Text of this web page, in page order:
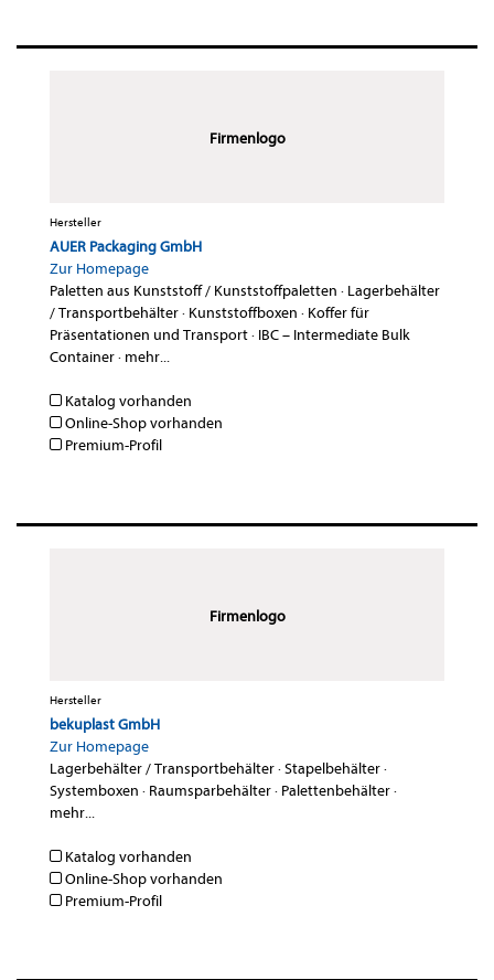
Firmenlogo
Hersteller
AUER Packaging GmbH
Zur Homepage
Paletten aus Kunststoff / Kunststoffpaletten · Lagerbehälter
/ Transportbehälter· Kunststoffboxen · Koffer für
Präsentationen und Transport· IBC – Intermediate Bulk
Container· mehr...
Katalog vorhanden
Online-Shop vorhanden
Premium-Profil
Firmenlogo
Hersteller
bekuplast GmbH
Zur Homepage
Lagerbehälter / Transportbehälter·Stapelbehälter·
Systemboxen · Raumsparbehälter· Palettenbehälter·
mehr...
Katalog vorhanden
Online-Shop vorhanden
Premium-Profil